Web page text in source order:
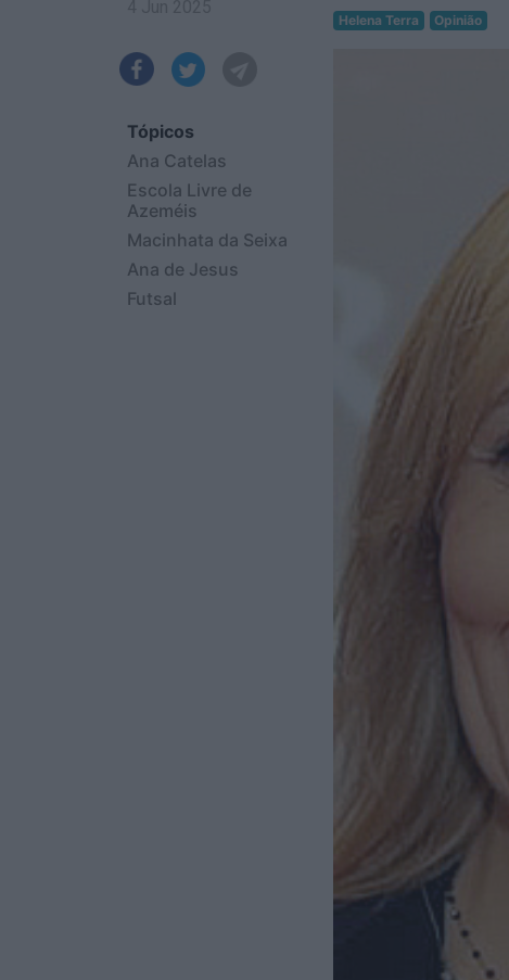
Tópicos
Ana Catelas
Escola Livre de
Azeméis
Macinhata da Seixa
Ana de Jesus
Futsal
Helena Terra Opinião